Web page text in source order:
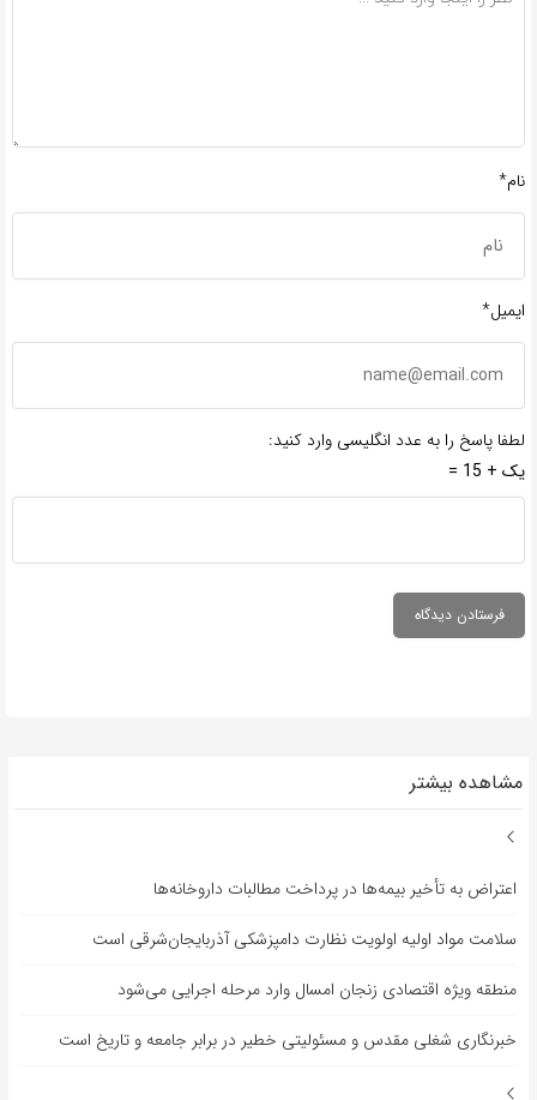
نام*
ایمیل*
لطفا پاسخ را به عدد انگلیسی وارد کنید:
یک + 15 =
مشاهده بیشتر
اعتراض به تأخیر بیمه‌ها در پرداخت مطالبات داروخانه‌ها
سلامت مواد اولیه اولویت نظارت دامپزشکی آذربایجان‌شرقی است
منطقه ویژه اقتصادی زنجان امسال وارد مرحله اجرایی می‌شود
خبرنگاری شغلی مقدس و مسئولیتی خطیر در برابر جامعه و تاریخ است